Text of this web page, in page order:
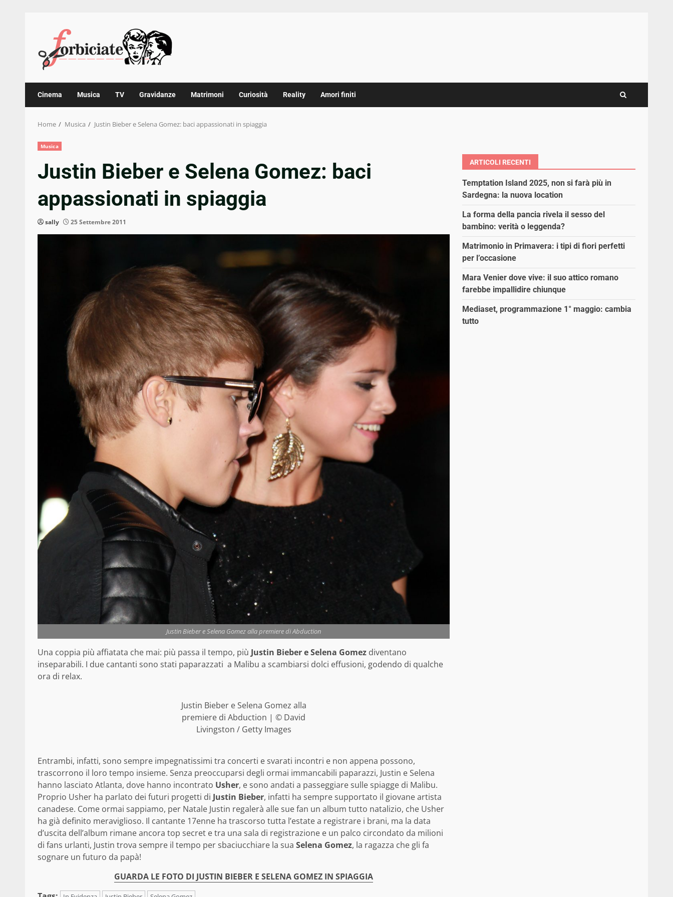
content
Cinema Musica TV Gravidanze Matrimoni Curiosità Reality Amori finiti
Home Musica Justin Bieber e Selena Gomez: baci appassionati in spiaggia
Musica
Justin Bieber e Selena Gomez: baci
appassionati in spiaggia
sally 25 Settembre 2011
Justin Bieber e Selena Gomez alla premiere di Abduction
Una coppia più affiatata che mai: più passa il tempo, più Justin Bieber e Selena Gomez diventano
inseparabili. I due cantanti sono stati paparazzati a Malibu a scambiarsi dolci effusioni, godendo di qualche
ora di relax.
Justin Bieber e Selena Gomez alla
premiere di Abduction | © David
Livingston / Getty Images
Entrambi, infatti, sono sempre impegnatissimi tra concerti e svarati incontri e non appena possono,
trascorrono il loro tempo insieme. Senza preoccuparsi degli ormai immancabili paparazzi, Justin e Selena
hanno lasciato Atlanta, dove hanno incontrato Usher, e sono andati a passeggiare sulle spiagge di Malibu.
Proprio Usher ha parlato dei futuri progetti di Justin Bieber, infatti ha sempre supportato il giovane artista
canadese. Come ormai sappiamo, per Natale Justin regalerà alle sue fan un album tutto natalizio, che Usher
ha già definito meraviglioso. Il cantante 17enne ha trascorso tutta l’estate a registrare i brani, ma la data
d’uscita dell’album rimane ancora top secret e tra una sala di registrazione e un palco circondato da milioni
di fans urlanti, Justin trova sempre il tempo per sbaciucchiare la sua Selena Gomez, la ragazza che gli fa
sognare un futuro da papà!
GUARDA LE FOTO DI JUSTIN BIEBER E SELENA GOMEZ IN SPIAGGIA
ARTICOLI RECENTI
Temptation Island 2025, non si farà più in
Sardegna: la nuova location
La forma della pancia rivela il sesso del
bambino: verità o leggenda?
Matrimonio in Primavera: i tipi di fiori perfetti
per l’occasione
Mara Venier dove vive: il suo attico romano
farebbe impallidire chiunque
Mediaset, programmazione 1° maggio: cambia
tutto